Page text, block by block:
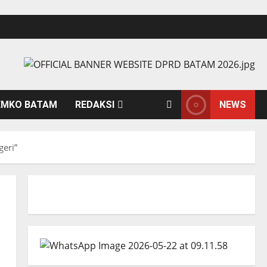
BATAM REDAKSI NEWS